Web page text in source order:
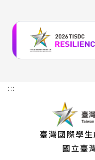
:::
臺灣國際學
國立臺